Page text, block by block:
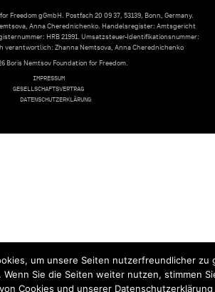
Freedom gGmbH. Postfach 20 09 37, 53139, Bonn, Germany.
Anna Cherednichenko. Handelsregister: Amtsgericht
HRB 21991. Umsatzsteuer-Identifikationsnummer:
verantwortlich: Zhanna Nemtsova, Anna Cherednichenko
Boris Nemtsov Foundation for Freedom.
IMPRESSUM
GESELLSCHAFTSVERTRAG
DATENSCHUTZERKLÄRUNG
um unsere Seiten nutzerfreundlicher zu
Sie die Seiten weiter nutzen, stimmen
Cookies und unserer Datenschutzerklärung